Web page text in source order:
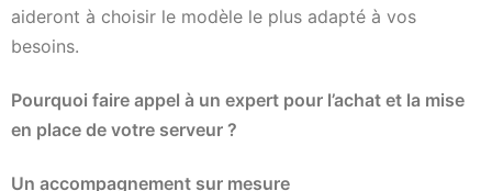
aideront à choisir le modèle le plus adapté à vos
besoins.
Pourquoi faire appel à un expert pour l’achat et la mise
en place de votre serveur ?
Un accompagnement sur mesure